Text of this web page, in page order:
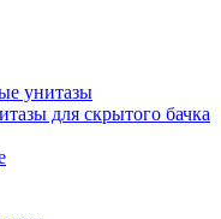
унитазы
для скрытого бачка